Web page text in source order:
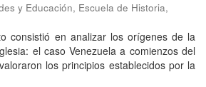
y Educación, Escuela de Historia,
consistió en analizar los orígenes de la
el caso Venezuela a comienzos del
los principios establecidos por la